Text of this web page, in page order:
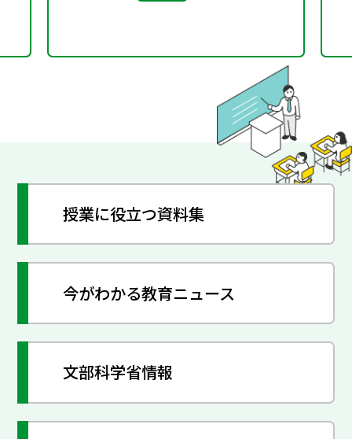
授業に役立つ資料集
今がわかる教育ニュース
文部科学省情報